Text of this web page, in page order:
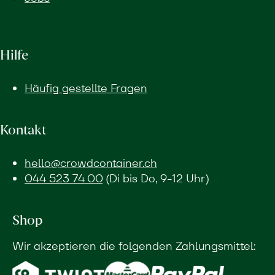
Hilfe
Häufig gestellte Fragen
Kontakt
hello@crowdcontainer.ch
044 523 74 00(Di bis Do, 9-12 Uhr)
Shop
Wir akzeptieren die folgenden Zahlungsmittel: